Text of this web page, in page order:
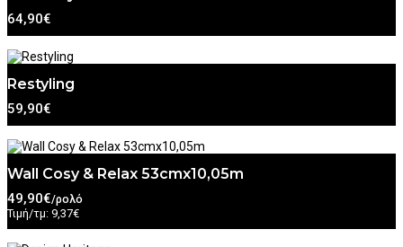
64,90€
Restyling
59,90€
Wall Cosy & Relax 53cmx10,05m
49,90€/ρολό
Τιμή/τμ: 9,37€